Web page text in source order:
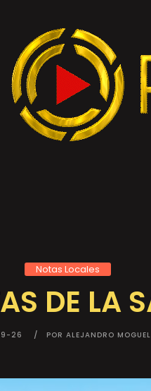
Notas Locales
DE LA
26 POR ALEJANDRO MOGUEL